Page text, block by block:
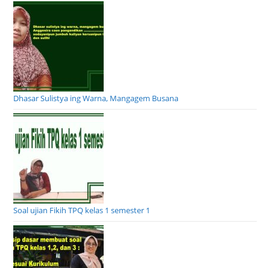
Dhasar Sulistya ing Warna, Mangagem Busana
Soal ujian Fikih TPQ kelas 1 semester 1